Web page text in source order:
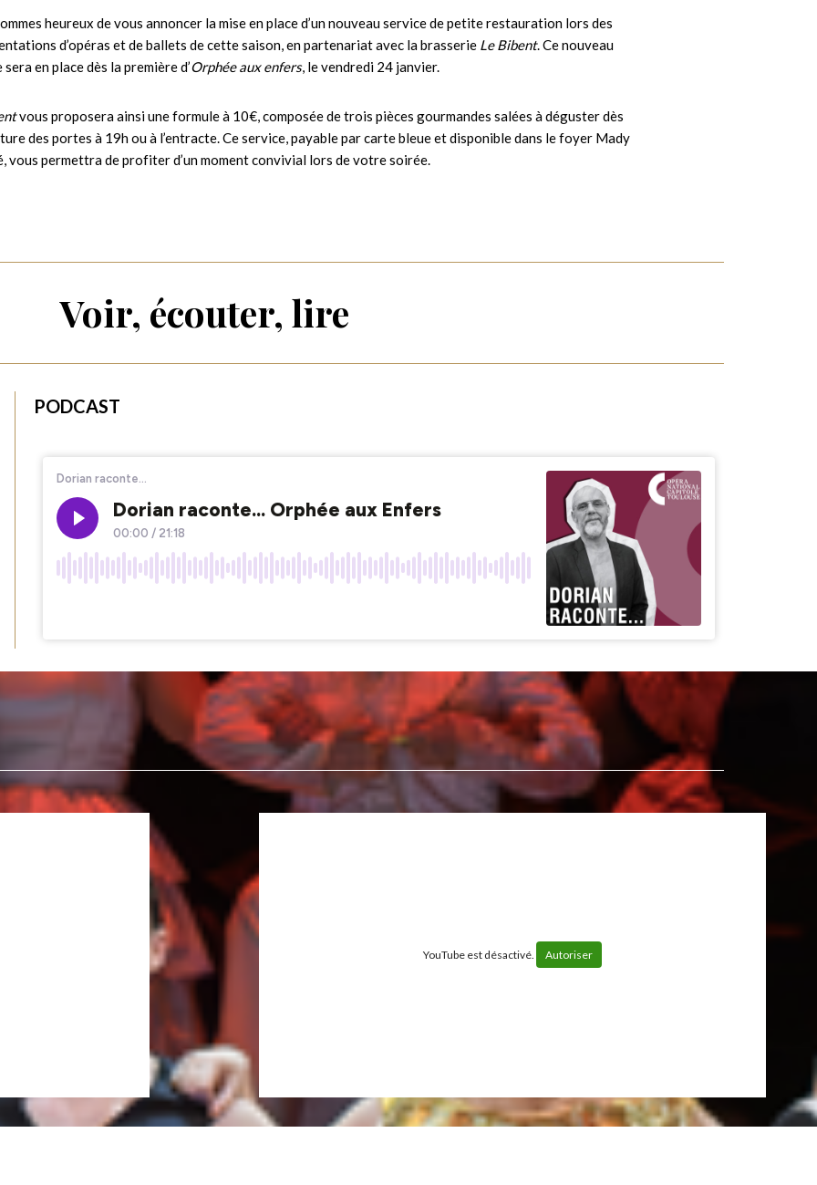
du CRR de Toulouse
heureux de vous annoncer la mise en place d’un nouveau service de petite restauration lors des
d’opéras et de ballets de cette saison, en partenariat avec la brasserie Le Bibent. Ce nouveau
en place dès la première d’Orphée aux enfers, le vendredi 24 janvier.
vous proposera ainsi une formule à 10€, composée de trois pièces gourmandes salées à déguster dès
des portes à 19h ou à l’entracte. Ce service, payable par carte bleue et disponible dans le foyer Mady
vous permettra de profiter d’un moment convivial lors de votre soirée.
Voir, écouter, lire
PODCAST
YouTube est désactivé. Autoriser